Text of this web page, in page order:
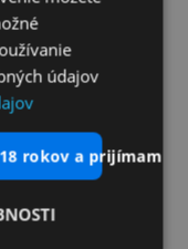
údajov
rokov a prijímam